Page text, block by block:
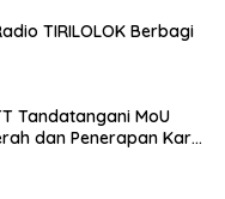
TIRILOLOK Berbagi
Tandatangani MoU
dan Penerapan Kartu